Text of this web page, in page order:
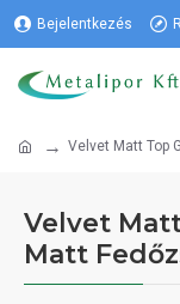
Bejelentkezés
Velvet Matt Top
Velvet
Matt